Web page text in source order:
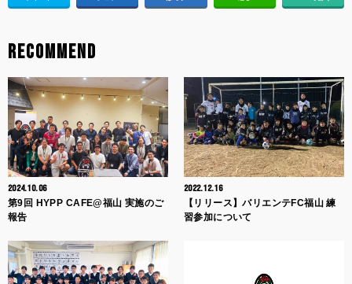
RECOMMEND
2024.10.06
第9回 HYPP CAFE@福山 実施のご
報告
2022.12.16
【リリース】バリエンテFC福山 練
習参加について